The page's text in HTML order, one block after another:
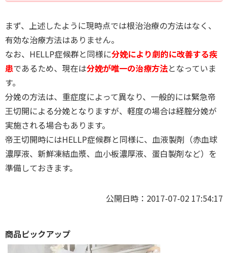
まず、上述したように現時点では根治治療の方法はなく、
有効な治療方法はありません。
なお、HELLP症候群と同様に分娩により劇的に改善する疾
患であるため、現在は分娩が唯一の治療方法となっていま
す。
分娩の方法は、重症度によって異なり、一般的には緊急帝
王切開による分娩となりますが、軽度の場合は経腟分娩が
実施される場合もあります。
帝王切開時にはHELLP症候群と同様に、血液製剤（赤血球
濃厚液、新鮮凍結血漿、血小板濃厚液、蛋白製剤など）を
準備しておきます。
公開日時：2017-07-02 17:54:17
商品ピックアップ